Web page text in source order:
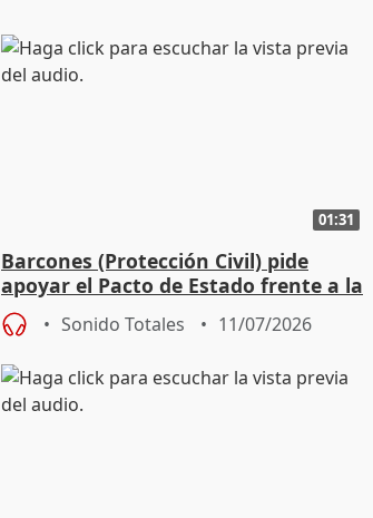
01:31
Barcones (Protección Civil) pide
apoyar el Pacto de Estado frente a la
Emergencia Climática
Sonido Totales 11/07/2026